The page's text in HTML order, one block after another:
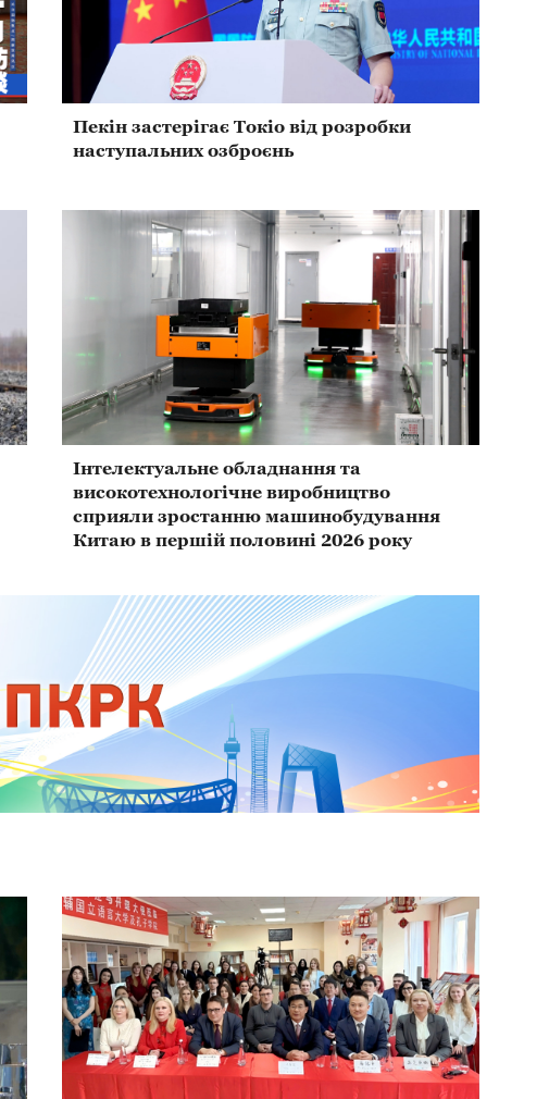
Пекін застерігає Токіо від розробки
наступальних озброєнь
Інтелектуальне обладнання та
високотехнологічне виробництво
сприяли зростанню машинобудування
Китаю в першій половині 2026 року